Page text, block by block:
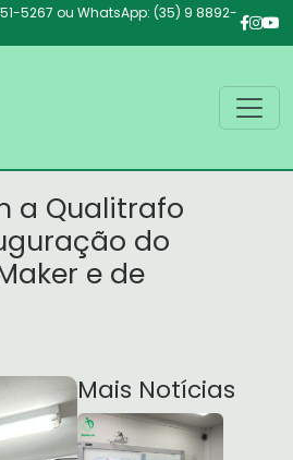
5267 ou WhatsApp: (35) 9 8892-
a Qualitrafo
do
e de
Mais Notícias